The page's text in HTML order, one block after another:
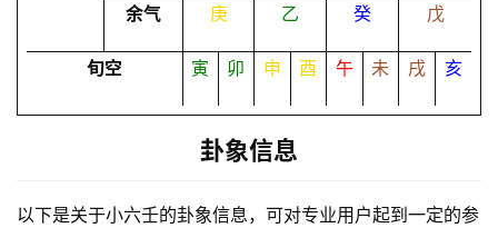
余气 庚 乙 癸 戊
旬空 寅 卯 申 酉 午 未 戌 亥
卦象信息
以下是关于小六壬的卦象信息，可对专业用户起到一定的参